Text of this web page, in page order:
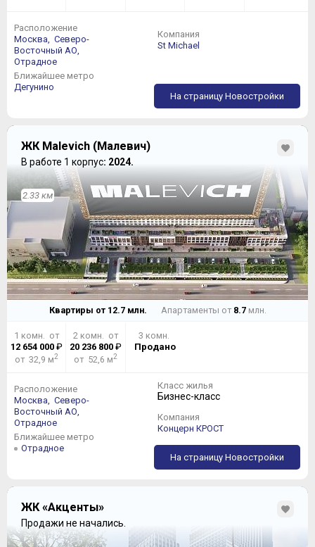
Расположение
Москва, Северо-
Восточный АО,
Отрадное
Ближайшее метро
Дегунино
Компания
St Michael
На страницу Новостройки
ЖК Malevich (Малевич)
В работе 1 корпус: 2024.
2.33 км
Квартиры от 12.7млн.
1 комн. от
12 654 000₽
от 32,9 м2
2 комн. от
20 236 800 ₽
от 52,6 м2
3 комн.
Продано
Апартаменты от 8.7млн.
Расположение
Москва, Северо-
Восточный АО,
Отрадное
Ближайшее метро
Отрадное
Класс жилья
Бизнес-класс
Компания
Концерн КРОСТ
На страницу Новостройки
ЖК «Акценты»
Продажи не начались.